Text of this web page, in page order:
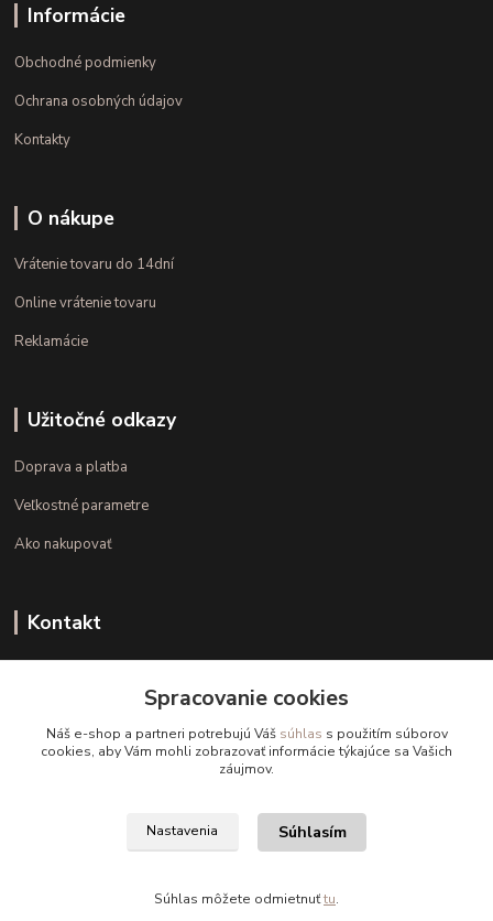
Informácie
Obchodné podmienky
Ochrana osobných údajov
Kontakty
O nákupe
Vrátenie tovaru do 14dní
Online vrátenie tovaru
Reklamácie
Užitočné odkazy
Doprava a platba
Veľkostné parametre
Ako nakupovať
Kontakt
(Po.-Pi. 10.00 - 15.00)
info@kvalitnaBielizen.sk
Copyright © kvalitnabielizen.sk
Spracovanie cookies
Náš e-shop a partneri potrebujú Váš súhlas s použitím súborov
cookies, aby Vám mohli zobrazovať informácie týkajúce sa Vašich
záujmov.
Nastavenia Súhlasím
Súhlas môžete odmietnuťtu.